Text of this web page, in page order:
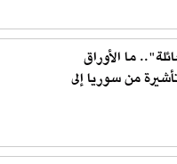
ما الأوراق
من سوريا إلى